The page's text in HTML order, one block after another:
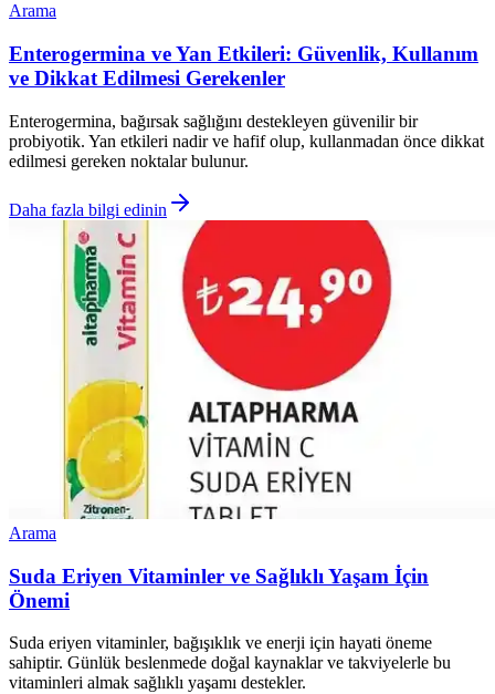
Arama
Enterogermina ve Yan Etkileri: Güvenlik, Kullanım
ve Dikkat Edilmesi Gerekenler
Enterogermina, bağırsak sağlığını destekleyen güvenilir bir
probiyotik. Yan etkileri nadir ve hafif olup, kullanmadan önce dikkat
edilmesi gereken noktalar bulunur.
Daha fazla bilgi edinin
Arama
Suda Eriyen Vitaminler ve Sağlıklı Yaşam İçin
Önemi
Suda eriyen vitaminler, bağışıklık ve enerji için hayati öneme
sahiptir. Günlük beslenmede doğal kaynaklar ve takviyelerle bu
vitaminleri almak sağlıklı yaşamı destekler.